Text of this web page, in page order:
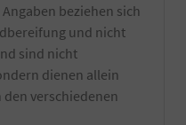
beziehen sich
und nicht
sind nicht
dienen allein
den verschiedenen